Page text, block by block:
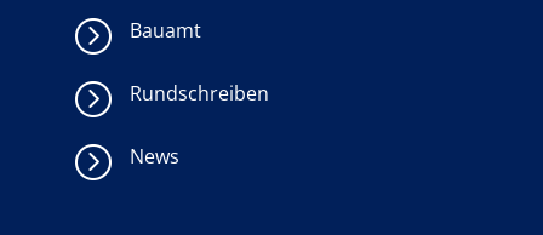
= Bauamt
= Rundschreiben
= News